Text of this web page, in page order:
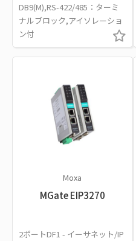
DB9(M),RS-422/485：ターミ
ナルブロック,アイソレーショ
ン付
Moxa
MGate EIP3270
2ポートDF1 - イーサネット/IP